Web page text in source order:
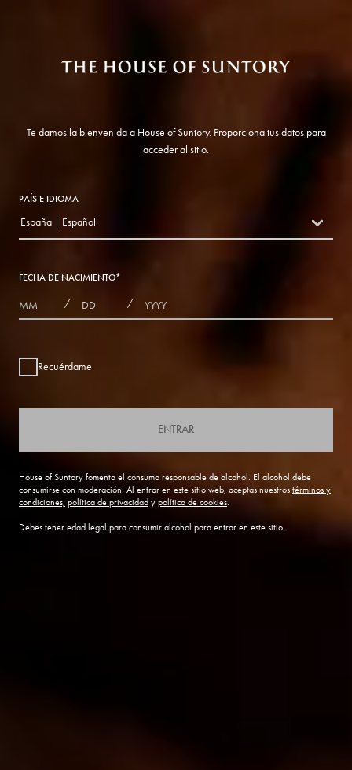
Te damos la bienvenida a House of Suntory. Proporciona tus datos para
acceder al sitio.
PAÍS E IDIOMA
countryDropdown
España | Español
FECHA DE NACIMIENTO*
MONTHS
/ DAYS / YEAR
Recuérdame
ENTRAR
House of Suntory fomenta el consumo responsable de alcohol. El alcohol debe
consumirse con moderación. Al entrar en este sitio web, aceptas nuestros términos y
condiciones, política de privacidad y política de cookies.
Debes tener edad legal para consumir alcohol para entrar en este sitio.